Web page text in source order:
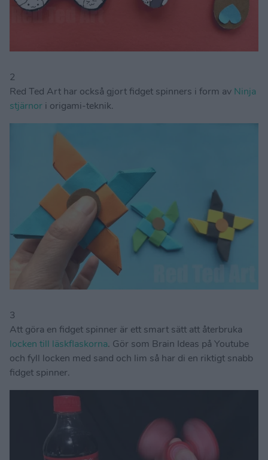
2
Red Ted Art har också gjort fidget spinners i form av Ninja
stjärnor i origami-teknik.
3
Att göra en fidget spinner är ett smart sätt att återbruka
locken till läskflaskorna. Gör som Brain Ideas på Youtube
och fyll locken med sand och lim så har di en riktigt snabb
fidget spinner.